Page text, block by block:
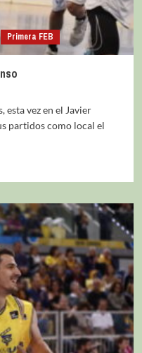
Primera FEB
esta vez en el Javier
partidos como local el